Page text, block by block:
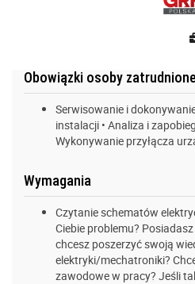
Obowiązki osoby
Serwisowanie i
instalacji • Analiza i
Wykonywanie przyłącza
Wymagania
Czytanie schematów
Ciebie problemu?
chcesz poszerzyć swoją
elektryki/mechatroniki?
zawodowe w pracy? Jeśli